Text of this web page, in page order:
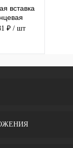
вставка
EJF-16-
₽ / шт